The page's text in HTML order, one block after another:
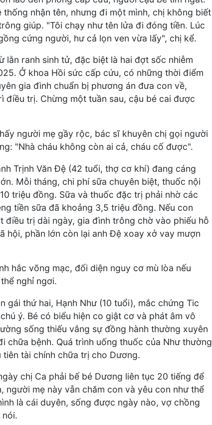
nhận tên, nhưng đi một mình, chị không biết
giúp. "Tôi chạy như tên lửa đi đóng tiền. Lúc
cứng người, hư cả lọn ven vừa lấy", chị kể.
lằn ranh sinh tử, đặc biệt là hai đợt sốc nhiễm
Ở khoa Hồi sức cấp cứu, có những thời điểm
gia đình chuẩn bị phương án đưa con về,
điều trị. Chừng một tuần sau, cậu bé cai được
người mẹ gầy rộc, bác sĩ khuyên chị gọi người
"Nhà cháu không còn ai cả, cháu cố được".
Trịnh Văn Đệ (42 tuổi, thợ cơ khí) đang cáng
Mỗi tháng, chi phí sữa chuyên biệt, thuốc nội
triệu đồng. Sữa và thuốc đặc trị phải nhờ các
tiền sữa đã khoảng 3,5 triệu đồng. Nếu con
điều trị dài ngày, gia đình trông chờ vào phiếu hỗ
hội, phần lớn còn lại anh Đệ xoay xở vay mượn
hắc võng mạc, đối diện nguy cơ mù lòa nếu
nghỉ ngơi.
gái thứ hai, Hạnh Như (10 tuổi), mắc chứng Tic
ý. Bé có biểu hiện co giật cơ và phát âm vô
sống thiếu vắng sự đồng hành thường xuyên
chữa bệnh. Quá trình uống thuốc của Như thường
tài chính chữa trị cho Dương.
chị Ca phải bế bé Dương liên tục 20 tiếng để
người mẹ này vẫn chăm con và yêu con như thể
là cái duyên, sống được ngày nào, vợ chồng